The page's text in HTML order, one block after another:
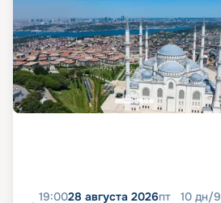
19:0028 августа 2026пт 10 дн/9